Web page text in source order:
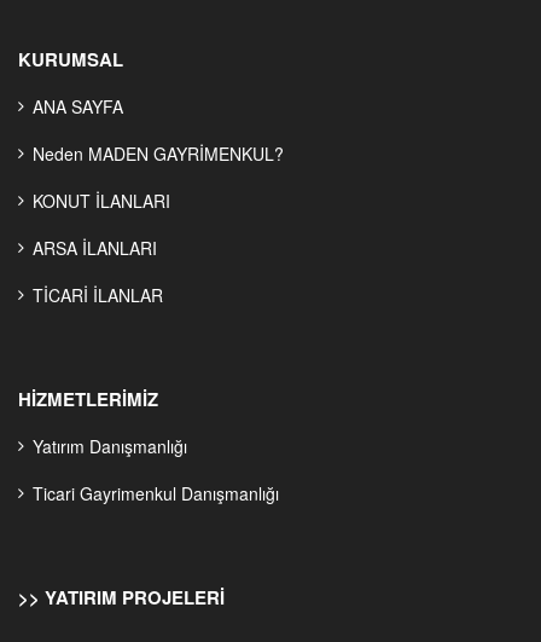
KURUMSAL
ANA SAYFA
Neden MADEN GAYRİMENKUL?
KONUT İLANLARI
ARSA İLANLARI
TİCARİ İLANLAR
HİZMETLERİMİZ
Yatırım Danışmanlığı
Ticari Gayrimenkul Danışmanlığı
>> YATIRIM PROJELERI